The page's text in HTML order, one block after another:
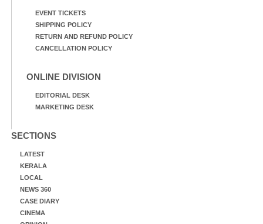
EVENT TICKETS
SHIPPING POLICY
RETURN AND REFUND POLICY
CANCELLATION POLICY
ONLINE DIVISION
EDITORIAL DESK
MARKETING DESK
SECTIONS
LATEST
KERALA
LOCAL
NEWS 360
CASE DIARY
CINEMA